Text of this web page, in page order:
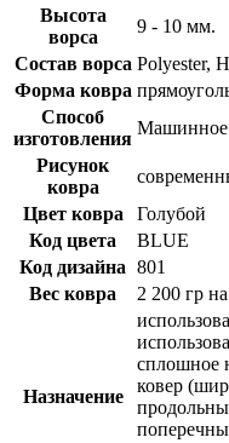
Высота
ворса
9 - 10 мм.
Состав ворса Polyester,
Форма ковра
Способ
изготовления
Машинное
Рисунок
ковра
Цвет ковра
Голубой
Код цвета
BLUE
Код дизайна 801
Вес ковра
2 200 гр
Назначение
сплошное
ковер